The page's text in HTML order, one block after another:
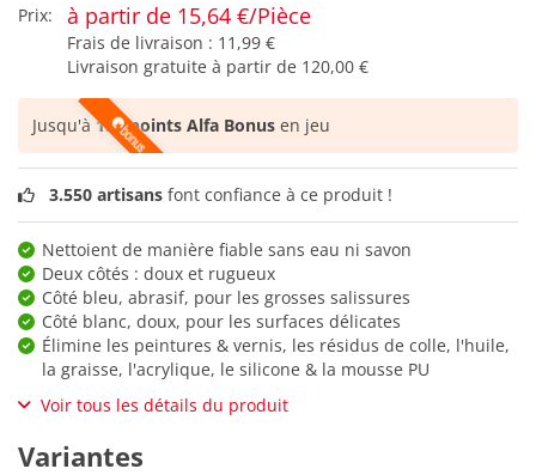
Prix:
à partir de 15,64 €/Pièce
Frais de livraison : 11,99 €
Livraison gratuite à partir de 120,00 €
Jusqu'à156 points Alfa Bonus en jeu
3.550 artisans font confiance à ce produit !
Nettoient de manière fiable sans eau ni savon
Deux côtés : doux et rugueux
Côté bleu, abrasif, pour les grosses salissures
Côté blanc, doux, pour les surfaces délicates
Élimine les peintures & vernis, les résidus de colle, l'huile,
la graisse, l'acrylique, le silicone & la mousse PU
Voir tous les détails du produit
Variantes